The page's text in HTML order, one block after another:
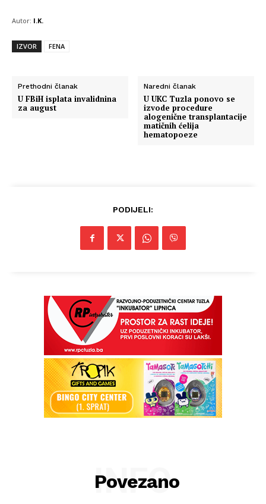
Autor: I.K.
IZVOR FENA
Prethodni članak
U FBiH isplata invalidnina
za august
Naredni članak
U UKC Tuzla ponovo se
izvode procedure
alogenične transplantacije
matičnih ćelija
hematopoeze
PODIJELI:
Povezano
INFO